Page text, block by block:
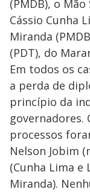
(PMDB), o
Cássio Cunha
Miranda
(PDT), do
Em todos os
a perda de
princípio da
governadores.
processos
Nelson Jobim
(Cunha Lima e
Miranda).